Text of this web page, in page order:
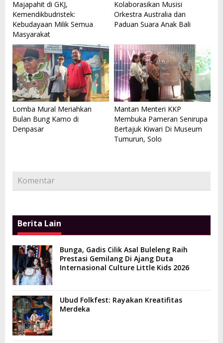
Majapahit di GKJ,
Kemendikbudristek:
Kebudayaan Milik Semua
Masyarakat
Kolaborasikan Musisi
Orkestra Australia dan
Paduan Suara Anak Bali
Lomba Mural Meriahkan
Bulan Bung Karno di
Denpasar
Mantan Menteri KKP
Membuka Pameran Senirupa
Bertajuk Kiwari Di Museum
Tumurun, Solo
Komentar
Berita Lain
Bunga, Gadis Cilik Asal Buleleng Raih
Prestasi Gemilang Di Ajang Duta
Internasional Culture Little Kids 2026
Ubud Folkfest: Rayakan Kreatifitas
Merdeka